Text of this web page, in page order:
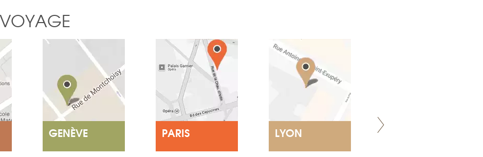
GENÈVE PARIS LYON